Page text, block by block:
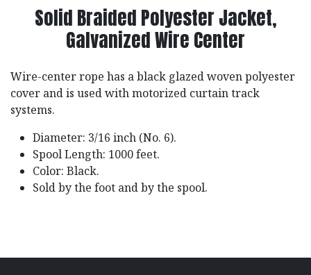
Solid Braided Polyester Jacket,
Galvanized Wire Center
Wire-center rope has a black glazed woven polyester
cover and is used with motorized curtain track
systems.
Diameter: 3/16 inch (No. 6).
Spool Length: 1000 feet.
Color: Black.
Sold by the foot and by the spool.